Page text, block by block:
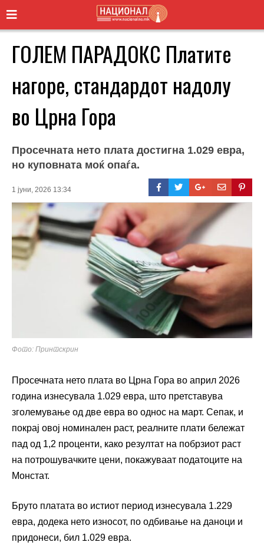
ГОЛЕМ ПАРАДОКС Платите
нагоре, стандардот надолу
во Црна Гора
Просечната нето плата достигна 1.029 евра,
но куповната моќ опаѓа.
1 јуни, 2026 13:34
Фото: Принтскрин
Просечната нето плата во Црна Гора во април 2026
година изнесувала 1.029 евра, што претставува
зголемување од две евра во однос на март. Сепак, и
покрај овој номинален раст, реалните плати бележат
пад од 1,2 проценти, како резултат на побрзиот раст
на потрошувачките цени, покажуваат податоците на
Монстат.
Бруто платата во истиот период изнесувала 1.229
евра, додека нето износот, по одбивање на даноци и
придонеси, бил 1.029 евра.